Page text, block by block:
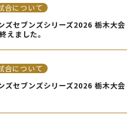
合について
ズセブンズシリーズ2026 栃木大会
えました。
合について
ズセブンズシリーズ2026 栃木大会